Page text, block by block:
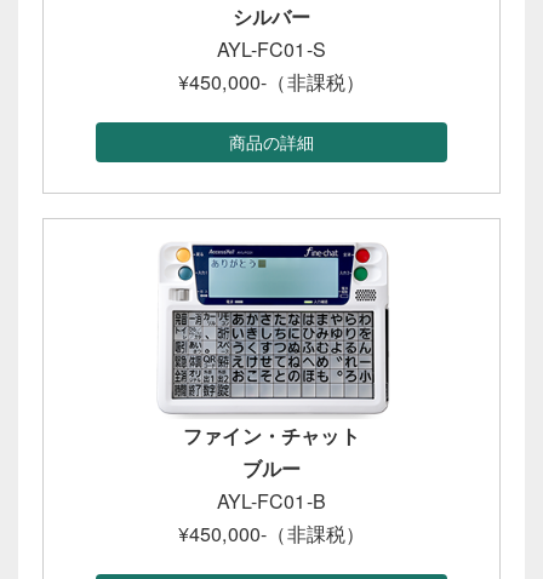
シルバー
AYL-FC01-S
¥450,000-（非課税）
商品の詳細
ファイン・チャット
ブルー
AYL-FC01-B
¥450,000-（非課税）